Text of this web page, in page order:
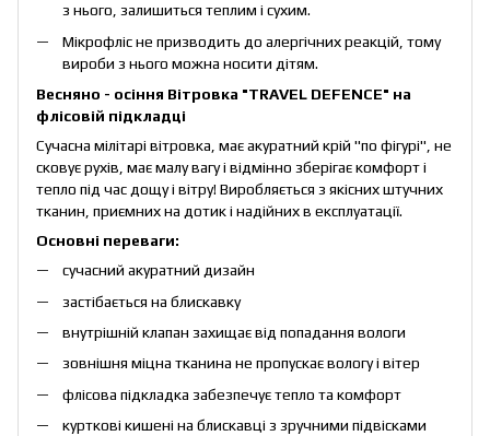
з нього, залишиться теплим і сухим.
Мікрофліс не призводить до алергічних реакцій, тому
вироби з нього можна носити дітям.
Весняно - осіння Вітровка "TRAVEL DEFENCE" на
флісовій підкладці
Сучасна мілітарі вітровка, має акуратний крій "по фігурі", не
сковує рухів, має малу вагу і відмінно зберігає комфорт і
тепло під час дощу і вітру! Виробляється з якісних штучних
тканин, приємних на дотик і надійних в експлуатації.
Основні переваги:
сучасний акуратний дизайн
застібається на блискавку
внутрішній клапан захищає від попадання вологи
зовнішня міцна тканина не пропускає вологу і вітер
флісова підкладка забезпечує тепло та комфорт
курткові кишені на блискавці з зручними підвісками